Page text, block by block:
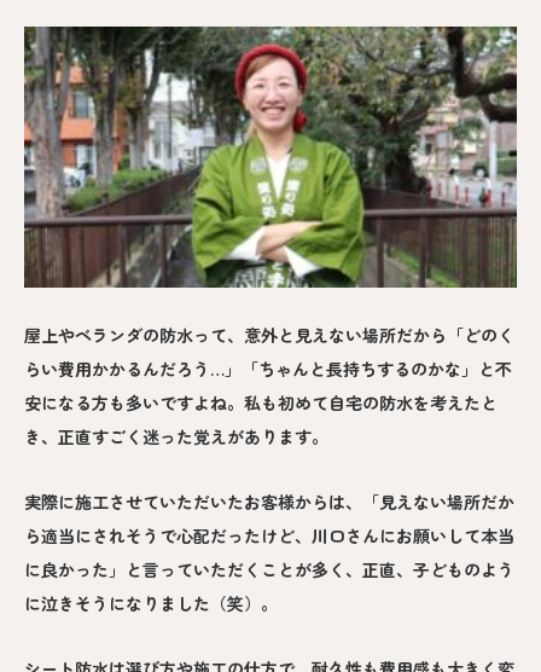
屋上やベランダの防水って、意外と見えない場所だから「どのく
らい費用かかるんだろう…」「ちゃんと長持ちするのかな」と不
安になる方も多いですよね。私も初めて自宅の防水を考えたと
き、正直すごく迷った覚えがあります。
実際に施工させていただいたお客様からは、「見えない場所だか
ら適当にされそうで心配だったけど、川口さんにお願いして本当
に良かった」と言っていただくことが多く、正直、子どものよう
に泣きそうになりました（笑）。